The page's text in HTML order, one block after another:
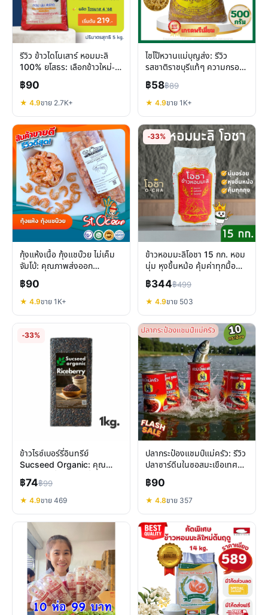
รีวิว ข้าวไดโนเสาร์ หอมมะลิ
100% ยโสธร: เลือกข้าวใหม่-
เก่า-กล้อง ให้ตรงใจ
฿90
★ 4.9ขาย 2.7K+
ไชโป๊หวานแม่บุญส่ง: รีวิว
รสชาติราชบุรีแท้ๆ ความกรอบ
อร่อย 60 ปี
฿58฿89
★ 4.9ขาย 1K+
กุ้งแห้งเนื้อ กุ้งแชบ๊วย ไม่เค็ม
จัมโบ้: คุณภาพส่งออก
มาตรฐานระดับสากล
฿90
★ 4.9ขาย 1K+
-33%
ข้าวหอมมะลิโอชา 15 กก. หอม
นุ่ม หุงขึ้นหม้อ คุ้มค่าทุกมื้อ
อาหาร
฿344฿499
★ 4.9ขาย 503
-33%
ข้าวไรซ์เบอร์รี่อินทรีย์
Sucseed Organic: คุณ
ประโยชน์เพื่อสุขภาพที่ดีกว่า
฿74฿99
★ 4.9ขาย 469
ปลากระป๋องแชมป์แม่ครัว: รีวิว
ปลาซาร์ดีนในซอสมะเขือเทศ
เก็บได้นาน 3 ปี
฿90
★ 4.8ขาย 357